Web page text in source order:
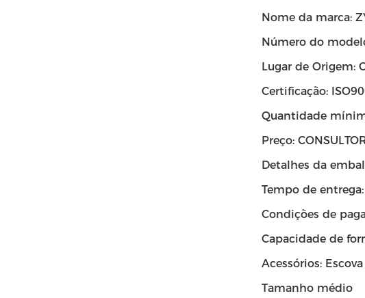
Nome da marca:
Número do
Lugar de Origem:
Certificação:
Quantidade
Preço:
Detalhes da
Tempo de entrega:
Condições de
Capacidade de
Acessórios:
Tamanho médio